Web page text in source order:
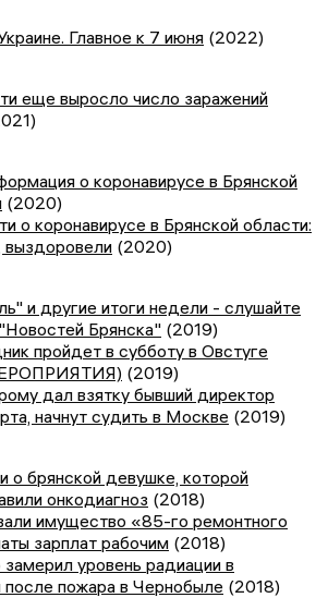
Главное к 7 июня (2022)
еще выросло число заражений
о коронавирусе в Брянской
(2020)
о коронавирусе в Брянской области:
выздоровели (2020)
и другие итоги недели - слушайте
Брянска" (2019)
пройдет в субботу в Овстуге
(2019)
дал взятку бывший директор
начнут судить в Москве (2019)
о брянской девушке, которой
онкодиагноз (2018)
имущество «85-го ремонтного
зарплат рабочим (2018)
уровень радиации в
после пожара в Чернобыле (2018)